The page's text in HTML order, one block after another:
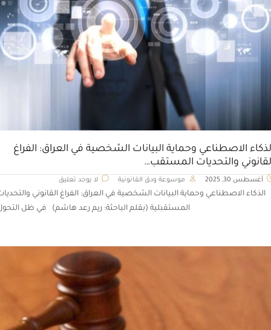
الاصطناعي وحماية البيانات الشخصية في العراق: الفراغ
والتحديات المستقب…
أغسطس 30, 2025 موسوعة ودق القانونية لا يوجد تعليق
الذكاء الاصطناعي وحماية البيانات الشخصية في العراق: الفراغ القانوني
المستقبلية (بقلم الباحثة: ريم رعد هاشم) في ظل